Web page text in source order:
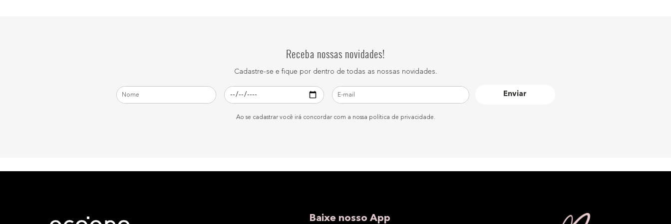
Receba nossas novidades!
Cadastre-se e fique por dentro de todas as nossas novidades.
Enviar
Ao se cadastrar você irá concordar com a nossa política de privacidade.
Baixe nosso App